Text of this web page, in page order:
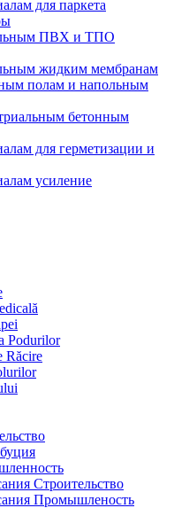
для паркета
ПВХ и ТПО
жидким мембранам
полам и напольным
бетонным
для герметизации и
усиление
Podurilor
Răcire
Строительство
Промышленость